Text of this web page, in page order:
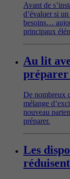
Avant de
d’évaluer si
besoins…
principaux
Au lit
préparer
De nombreux
mélange
nouveau
préparer.
Les